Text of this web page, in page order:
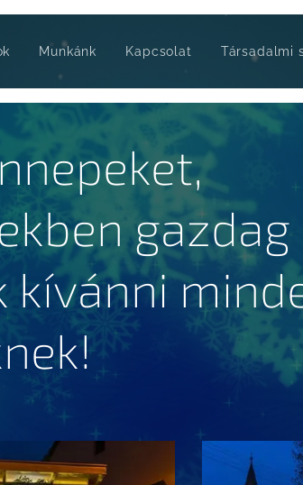
Munkánk Kapcsolat Társadalmi
gazdag